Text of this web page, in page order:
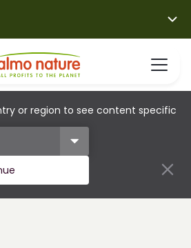
or region to see content specific